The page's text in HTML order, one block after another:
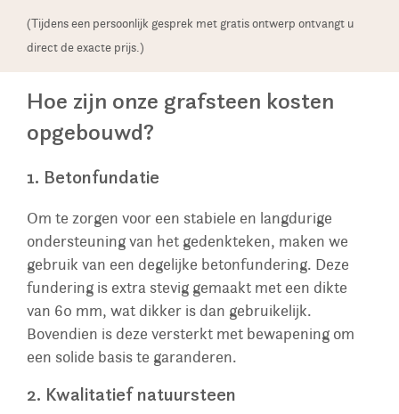
(Tijdens een persoonlijk gesprek met gratis ontwerp ontvangt u
direct de exacte prijs.)
Hoe zijn onze grafsteen kosten
opgebouwd?
1. Betonfundatie
Om te zorgen voor een stabiele en langdurige
ondersteuning van het gedenkteken, maken we
gebruik van een degelijke betonfundering. Deze
fundering is extra stevig gemaakt met een dikte
van 60 mm, wat dikker is dan gebruikelijk.
Bovendien is deze versterkt met bewapening om
een solide basis te garanderen.
2. Kwalitatief natuursteen